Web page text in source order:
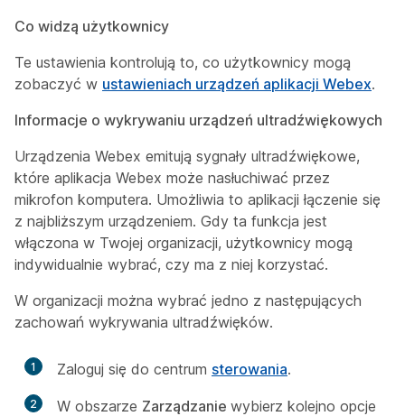
Co widzą użytkownicy
Te ustawienia kontrolują to, co użytkownicy mogą
zobaczyć w ustawieniach urządzeń aplikacji Webex.
Informacje o wykrywaniu urządzeń ultradźwiękowych
Urządzenia Webex emitują sygnały ultradźwiękowe,
które aplikacja Webex może nasłuchiwać przez
mikrofon komputera. Umożliwia to aplikacji łączenie się
z najbliższym urządzeniem. Gdy ta funkcja jest
włączona w Twojej organizacji, użytkownicy mogą
indywidualnie wybrać, czy ma z niej korzystać.
W organizacji można wybrać jedno z następujących
zachowań wykrywania ultradźwięków.
1 Zaloguj się do centrum sterowania.
2 W obszarze Zarządzanie wybierz kolejno opcje